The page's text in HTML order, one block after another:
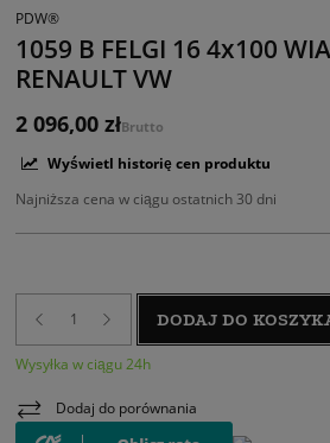
PDW®
1059 B FELGI 16 4x100
RENAULT VW
2 096,00 złBrutto
Wyświetl historię cen produktu
Najniższa cena w ciągu ostatnich 30 dni
DODAJ DO
Wysyłka w ciągu 24h
Dodaj do porównania